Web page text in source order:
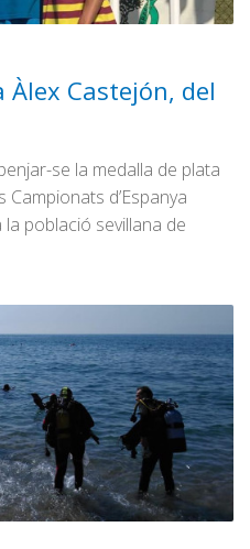
Castejón, del
se la medalla de plata
d’Espanya
població sevillana de